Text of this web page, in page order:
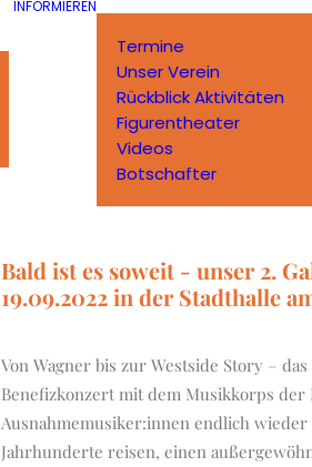
INFORMIEREN
Termine
Unser Verein
Rückblick Aktivitäten
Figurentheater
Videos
Botschafter
Bald ist es soweit - unser 2.
19.09.2022 in der Stadthalle
Von Wagner bis zur Westside Story –
Benefizkonzert mit dem Musikkorps
Ausnahmemusiker:innen endlich
Jahrhunderte reisen, einen